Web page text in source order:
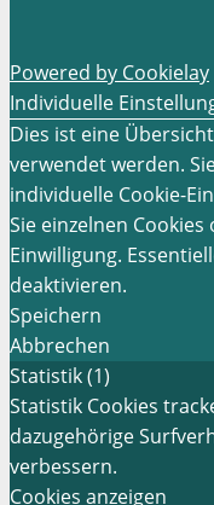
Powered by Cookielay
Individuelle
Dies ist eine
verwendet werden.
individuelle Cookie-
Sie einzelnen
Einwilligung.
deaktivieren.
Speichern
Abbrechen
Statistik (1)
Statistik Cookies
dazugehörige
verbessern.
Cookies anzeigen